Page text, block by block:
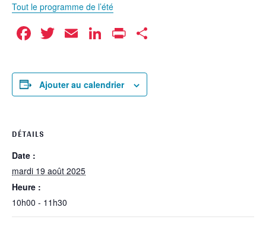
Tout le programme de l’été
Facebook
Twitter
EmailLinkedIn
Print
Ajouter au calendrier
DÉTAILS
Date :
mardi 19 août 2025
Heure :
10h00 - 11h30